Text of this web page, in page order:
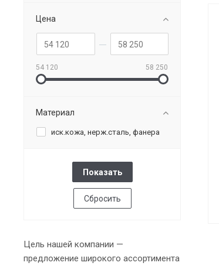
Цена
54 120 58 250
Материал
иск.кожа, нерж.сталь, фанера
Сбросить
Цель нашей компании —
предложение широкого ассортимента